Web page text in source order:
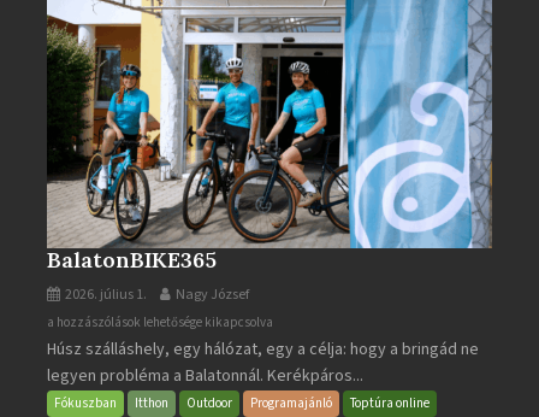
BalatonBIKE365
2026. július 1. Nagy József
BalatonBIKE365
bejegyzéshez
a hozzászólások lehetősége kikapcsolva
Húsz szálláshely, egy hálózat, egy a célja: hogy a bringád ne
legyen probléma a Balatonnál. Kerékpáros...
Fókuszban Itthon Outdoor Programajánló Toptúra online